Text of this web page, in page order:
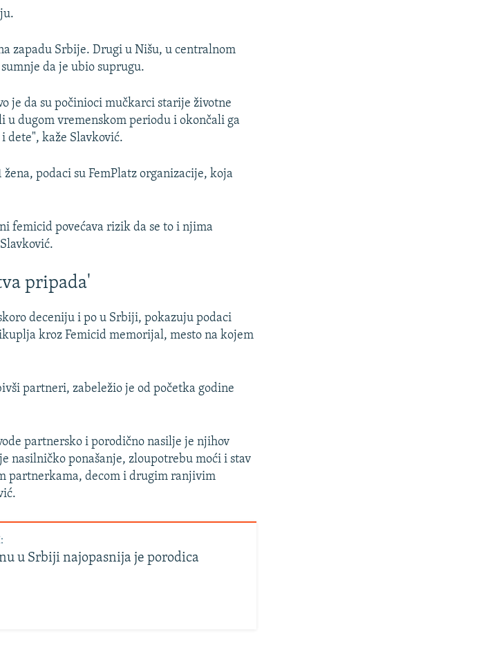
zapadu Srbije. Drugi u Nišu, u centralnom
da je ubio suprugu.
je da su počinioci mučkarci starije životne
u dugom vremenskom periodu i okončali ga
dete", kaže Slavković.
podaci su FemPlatz organizacije, koja
femicid povećava rizik da se to i njima
pripada'
deceniju i po u Srbiji, pokazuju podaci
kroz Femicid memorijal, mesto na kojem
partneri, zabeležio je od početka godine
partnersko i porodično nasilje je njihov
nasilničko ponašanje, zloupotrebu moći i stav
partnerkama, decom i drugim ranjivim
u Srbiji najopasnija je porodica